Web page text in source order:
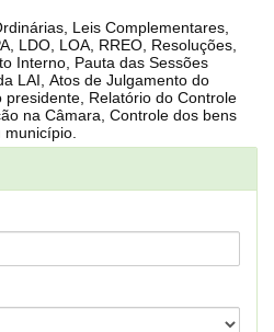
Complementares,
RREO, Resoluções,
Interno, Pauta das Sessões
LAI, Atos de Julgamento do
município.